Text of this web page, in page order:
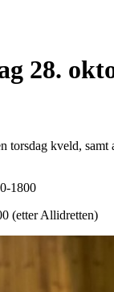
28.
torsdag kveld,
1800
(etter Allidretten)